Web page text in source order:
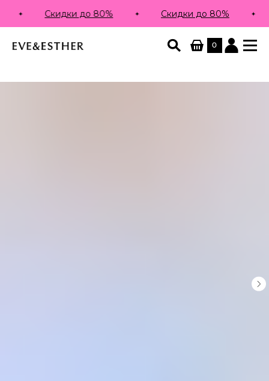
0
Скидки до 80% Скидки до 80%